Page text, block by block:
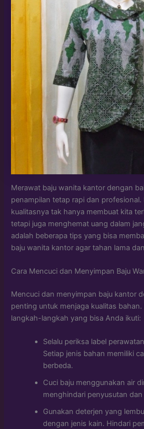
Merawat baju wanita kantor dengan
penampilan tetap rapi dan profesional.
kualitasnya tak hanya membuat kita
tetapi juga menghemat uang dalam
adalah beberapa tips yang bisa
baju wanita kantor agar tahan lama
Cara Mencuci dan Menyimpan Baju
Mencuci dan menyimpan baju kantor
penting untuk menjaga kualitas bahan.
langkah-langkah yang bisa Anda ikuti:
Selalu periksa label
Setiap jenis bahan memiliki
berbeda.
Cuci baju menggunakan air
menghindari penyusutan
Gunakan deterjen yang
dengan jenis kain. Hindari